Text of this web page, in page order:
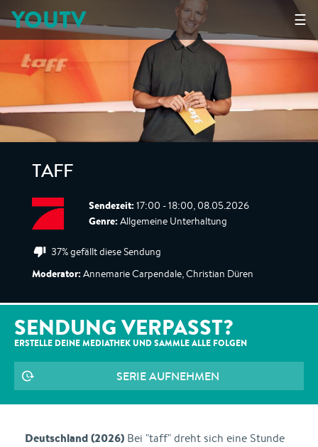
☰
YOUTV
TAFF
Sendezeit: 17:00 - 18:00, 08.05.2026
Genre: Allgemeine Unterhaltung
37% gefällt diese Sendung
Moderator: Annemarie Carpendale, Christian Düren
SENDUNG VERPASST?
ERSTELLE DEINE MEDIATHEK UND SAMMLE ALLE FOLGEN
SERIE AUFNEHMEN
Deutschland (2026) Bei "taff" dreht sich eine Stunde